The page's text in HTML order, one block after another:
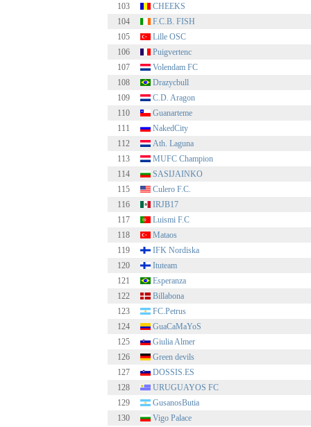
103
CHEEKS
104
F.C.B. FISH
105
Lille OSC
106
Puigvertenc
107
Volendam FC
108
Drazycbull
109
C.D. Aragon
110
Guanarteme
111
NakedCity
112
Ath. Laguna
113
MUFC Champion
114
SASIJAINKO
115
Culero F.C.
116
IRJB17
117
Luismi F.C
118
Mataos
119
IFK Nordiska
120
Ituteam
121
Esperanza
122
Billabona
123
FC.Petrus
124
GuaCaMaYoS
125
Giulia Almer
126
Green devils
127
DOSSIS.ES
128
URUGUAYOS FC
129
GusanosButia
130
Vigo Palace